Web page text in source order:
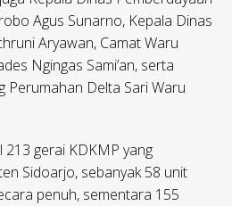
Agus Sunarno, Kepala Dinas
Aryawan, Camat Waru
Ngingas Sami’an, serta
Perumahan Delta Sari Waru
213 gerai KDKMP yang
Sidoarjo, sebanyak 58 unit
penuh, sementara 155